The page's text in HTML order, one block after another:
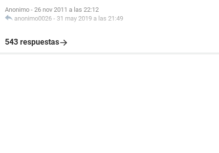
Anonimo - 26 nov 2011 a las 22:12
anonimo0026 - 31 may 2019 a las 21:49
543 respuestas